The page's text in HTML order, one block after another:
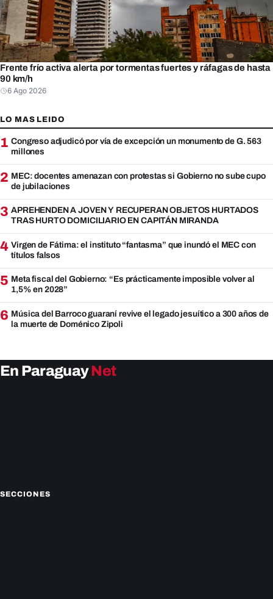
Frente frío activa alerta por tormentas fuertes y ráfagas de hasta
90 km/h
6 Ago 2026
LO MAS LEIDO
1 Congreso adjudicó por vía de excepción un monumento de G. 563
millones
2 MEC: docentes amenazan con protestas si Gobierno no sube cupo
de jubilaciones
3 APREHENDEN A JOVEN Y RECUPERAN OBJETOS HURTADOS
TRAS HURTO DOMICILIARIO EN CAPITÁN MIRANDA
4 Virgen de Fátima: el instituto “fantasma” que inundó el MEC con
títulos falsos
5 Meta fiscal del Gobierno: “Es prácticamente imposible volver al
1,5% en 2028”
6 Música del Barroco guaraní revive el legado jesuítico a 300 años de
la muerte de Doménico Zipoli
En ParaguayNet
SECCIONES